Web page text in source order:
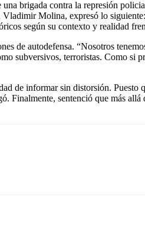
brigada contra la represión
Molina, expresó lo
según su contexto y realidad
de autodefensa. “Nosotros
subversivos, terroristas. Como si
de informar sin distorsión. Puesto
Finalmente, sentenció que más